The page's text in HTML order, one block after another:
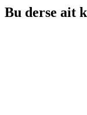
Bu derse ait